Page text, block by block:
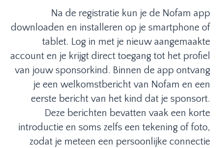
Na de registratie kun je de Nofam app
downloaden en installeren op je smartphone of
tablet. Log in met je nieuw aangemaakte
account en je krijgt direct toegang tot het profiel
van jouw sponsorkind. Binnen de app ontvang
je een welkomstbericht van Nofam en een
eerste bericht van het kind dat je sponsort.
Deze berichten bevatten vaak een korte
introductie en soms zelfs een tekening of foto,
zodat je meteen een persoonlijke connectie